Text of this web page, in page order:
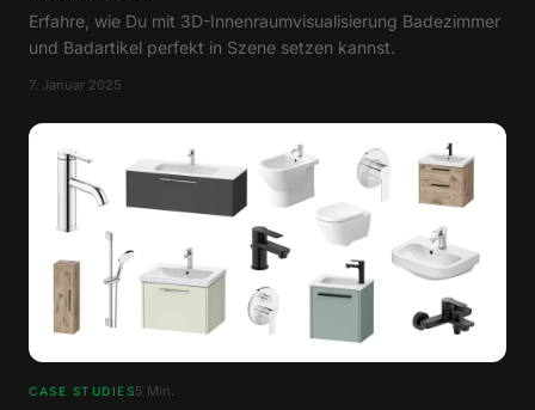
Erfahre, wie Du mit 3D-Innenraumvisualisierung Badezimmer
und Badartikel perfekt in Szene setzen kannst.
7. Januar 2025
CASE STUDIES5 Min.